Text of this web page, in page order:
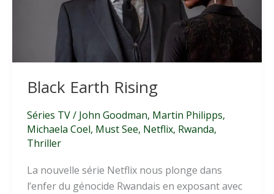
Black Earth Rising
Séries TV/ John Goodman, Martin Philipps,
Michaela Coel, Must See, Netflix, Rwanda,
Thriller
La nouvelle série Netflix nous plonge dans
l’enfer du génocide Rwandais en exposant avec